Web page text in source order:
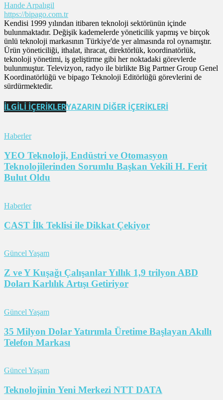
Hande Arpalıgil
https://bipago.com.tr
Kendisi 1999 yılından itibaren teknoloji sektörünün içinde
bulunmaktadır. Değişik kademelerde yöneticilik yapmış ve birçok
ünlü teknoloji markasının Türkiye'de yer almasında rol oynamıştır.
Ürün yöneticiliği, ithalat, ihracat, direktörlük, koordinatörlük,
teknoloji yönetimi, iş geliştirme gibi her noktadaki görevlerde
bulunmuştur. Televizyon, radyo ile birlikte Big Partner Group Genel
Koordinatörlüğü ve bipago Teknoloji Editörlüğü görevlerini de
sürdürmektedir.
İLGİLİ İÇERİKLERYAZARIN DİĞER İÇERİKLERİ
Haberler
YEO Teknoloji, Endüstri ve Otomasyon
Teknolojilerinden Sorumlu Başkan Vekili H. Ferit
Bulut Oldu
Haberler
CAST İlk Teklisi ile Dikkat Çekiyor
Güncel Yaşam
Z ve Y Kuşağı Çalışanlar Yıllık 1,9 trilyon ABD
Doları Karlılık Artışı Getiriyor
Güncel Yaşam
35 Milyon Dolar Yatırımla Üretime Başlayan Akıllı
Telefon Markası
Güncel Yaşam
Teknolojinin Yeni Merkezi NTT DATA